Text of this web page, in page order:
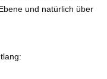
und natürlich über